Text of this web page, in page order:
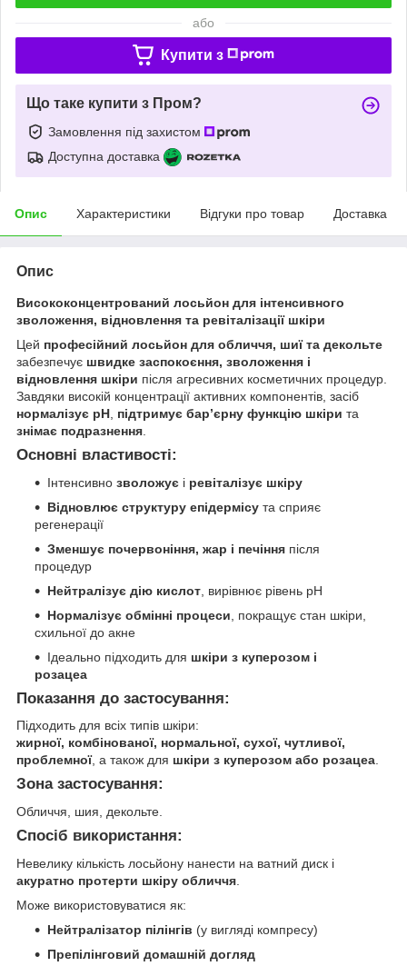
або
Купити з
Що таке купити з Пром?
Замовлення під захистом
Доступна доставка
Опис Характеристики Відгуки про товар Доставка
Опис
Висококонцентрований лосьйон для інтенсивного
зволоження, відновлення та ревіталізації шкіри
Цей професійний лосьйон для обличчя, шиї та декольте
забезпечує швидке заспокоєння, зволоження і
відновлення шкіри після агресивних косметичних процедур.
Завдяки високій концентрації активних компонентів, засіб
нормалізує pH підтримує бар’єрну функцію шкіри та
знімає подразнення
Основні властивості:
Інтенсивно зволожує і ревіталізує шкіру
Відновлює структуру епідермісу та сприяє
регенерації
Зменшує почервоніння, жар і печіння після
процедур
Нейтралізує дію кислот , вирівнює рівень pH
Нормалізує обмінні процеси , покращує стан шкіри,
схильної до акне
Ідеально підходить для шкіри з куперозом і
розацеа
Показання до застосування:
Підходить для всіх типів шкіри:
жирної, комбінованої, нормальної, сухої, чутливої,
проблемної, а також для шкіри з куперозом або розацеа.
Зона застосування:
Обличчя, шия, декольте.
Спосіб використання:
Невелику кількість лосьйону нанести на ватний диск і
акуратно протерти шкіру обличчя
Може використовуватися як:
Нейтралізатор пілінгів (у вигляді компресу)
Препілінговий домашній догляд